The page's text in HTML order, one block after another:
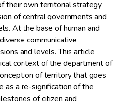
their own territorial strategy
of central governments and
At the base of human and
communicative
and levels. This article
context of the department of
of territory that goes
as a re-signification of the
of citizen and